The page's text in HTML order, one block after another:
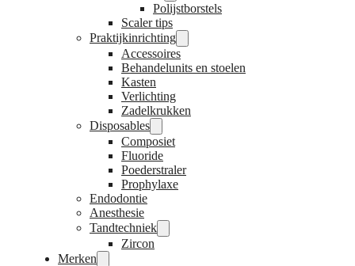
Polijstborstels
Scaler tips
Praktijkinrichting
Accessoires
Behandelunits en stoelen
Kasten
Verlichting
Zadelkrukken
Disposables
Composiet
Fluoride
Poederstraler
Prophylaxe
Endodontie
Anesthesie
Tandtechniek
Zircon
Merken